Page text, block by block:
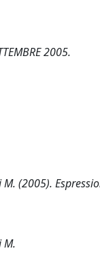
2005.
(2005).
M.